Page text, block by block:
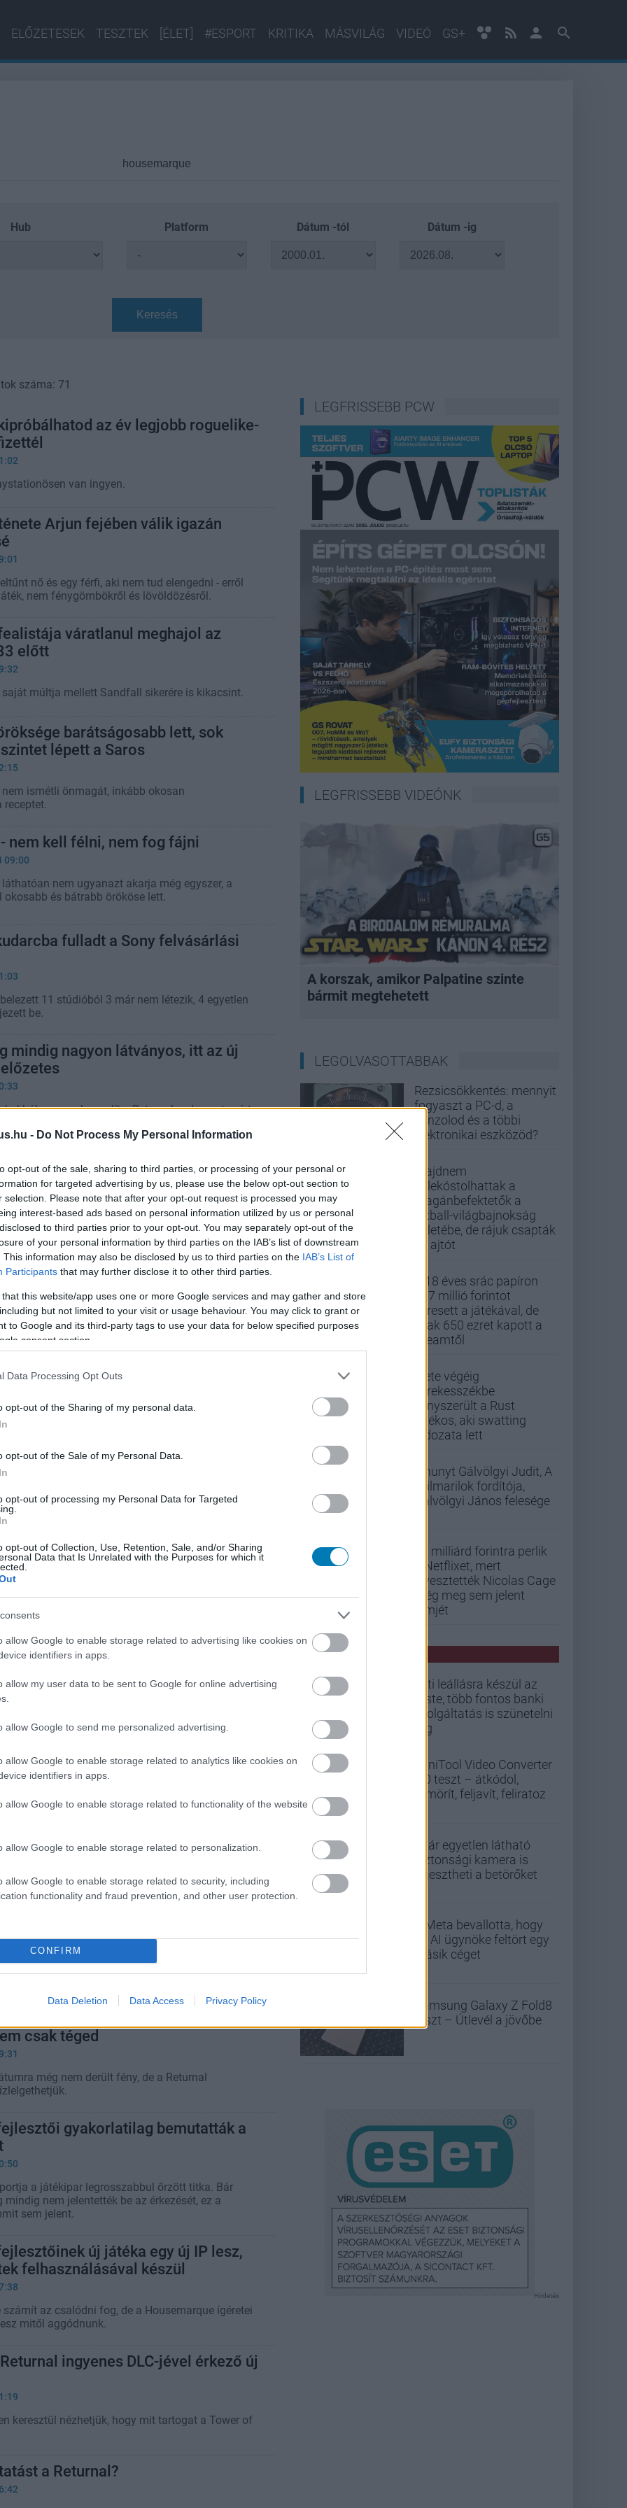
- Do Not Process My Personal Information
opt-out of the sale, sharing to third parties, or processing of your personal or
for targeted advertising by us, please use the below opt-out section to
selection. Please note that after your opt-out request is processed you may
interest-based ads based on personal information utilized by us or personal
to third parties prior to your opt-out. You may separately opt-out of the
of your personal information by third parties on the IAB’s list of downstream
This information may also be disclosed by us to third parties on the IAB’s List of
Participants that may further disclose it to other third parties.
that this website/app uses one or more Google services and may gather and store
but not limited to your visit or usage behaviour. You may click to grant or
to Google and its third-party tags to use your data for below specified purposes
consent section.
Data Processing Opt Outs
opt-out of the Sharing of my personal data.
opt-out of the Sale of my Personal Data.
opt-out of processing my Personal Data for Targeted
opt-out of Collection, Use, Retention, Sale, and/or Sharing
Data that Is Unrelated with the Purposes for which it
allow Google to enable storage related to advertising like cookies on
identifiers in apps.
allow my user data to be sent to Google for online advertising
allow Google to send me personalized advertising.
allow Google to enable storage related to analytics like cookies on
identifiers in apps.
allow Google to enable storage related to functionality of the website
allow Google to enable storage related to personalization.
allow Google to enable storage related to security, including
functionality and fraud prevention, and other user protection.
CONFIRM
Data Deletion Data Access Privacy Policy
ELŐZETESEK TESZTEK [ÉLET] #ESPORT KRITIKA MÁSVILÁG VIDEÓ GS+
Hub Platform Dátum -tól Dátum -ig
Keresés
száma: 71
az év legjobb roguelike-
van ingyen.
Arjun fejében válik igazán
nő és egy férfi, aki nem tud elengedni - erről
nem fénygömbökről és lövöldözésről.
váratlanul meghajol az
előtt
múltja mellett Sandfall sikerére is kikacsint.
barátságosabb lett, sok
lépett a Saros
nem ismétli önmagát, inkább okosan
nem kell félni, nem fog fájni
09:00
nem ugyanazt akarja még egyszer, a
okosabb és bátrabb örököse lett.
fulladt a Sony felvásárlási
11 stúdióból 3 már nem létezik, 4 egyetlen
be.
mindig nagyon látványos, itt az új
nagyon hasonlít a Returnalre, de pont ezért
epekedve várják az ismerős, brutális
már nem kell sokat várniuk.
első gameplay a Returnal
új játékából, a Sarosból
sem tagadhatná a Returnalt, itt az első gameplay.
tekinthető Saros
frissen bejelentett új játékáról, de
is piszok nehéz lesz.
bejelentésére számítottak a
csapatának túl jól sikerült a rajongók beizzítása.
eddigi stúdióját a Returnal
nagy veszteség a Sony belsős stúdióit erősítő
fáj a fogad? Akkor csak a
kell nézned!
a PC-s Returnalt, és egy halom játékkulcsot is
teszt – a legjobb port, amit sosem
a korábban PlayStation-exkluzív játékot PC-n
csak téged
még nem derült fény, de a Returnal
gyakorlatilag bemutatták a
a játékipar legrosszabbul őrzött titka. Bár
mindig nem jelentették be az érkezését, ez a
sem jelent.
új játéka egy új IP lesz,
felhasználásával készül
számít az csalódni fog, de a Housemarque ígéretei
mitől aggódnunk.
Returnal ingyenes DLC-jével érkező új
keresztül nézhetjük, hogy mit tartogat a Tower of
a Returnal?
LEGFRISSEBB PCW
LEGFRISSEBB VIDEÓNK
A korszak, amikor Palpatine szinte
bármit megtehetett
LEGOLVASOTTABBAK
Rezsicsökkentés: mennyit
fogyaszt a PC-d, a
konzolod és a többi
elektronikai eszközöd?
Majdnem
belekóstolhattak a
magánbefektetők a
futball-világbajnokság
üzletébe, de rájuk csapták
az ajtót
A 18 éves srác papíron
437 millió forintot
keresett a játékával, de
csak 650 ezret kapott a
Steamtől
Élete végéig
kerekesszékbe
kényszerült a Rust
játékos, aki swatting
áldozata lett
Elhunyt Gálvölgyi Judit, A
szilmarilok fordítója,
Gálvölgyi János felesége
33 milliárd forintra perlik
a Netflixet, mert
elvesztették Nicolas Cage
még meg sem jelent
filmjét
PCW HÍREK
Esti leállásra készül az
Erste, több fontos banki
szolgáltatás is szünetelni
fog
MiniTool Video Converter
5.0 teszt – átkódol,
tömörít, feljavít, feliratoz
Akár egyetlen látható
biztonsági kamera is
elijesztheti a betörőket
A Meta bevallotta, hogy
az AI ügynöke feltört egy
másik céget
Samsung Galaxy Z Fold8
teszt – Útlevél a jövőbe
Hirdetés